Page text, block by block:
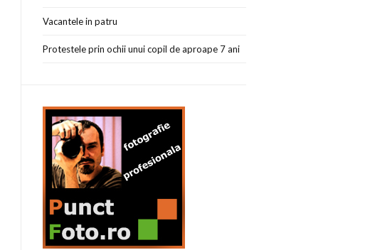
Vacantele in patru
Protestele prin ochii unui copil de aproape 7 ani